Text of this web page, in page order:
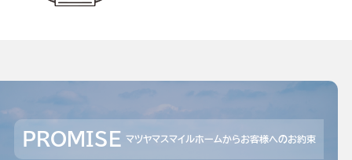
PROMISE マツヤマスマイルホームからお客様へのお約束